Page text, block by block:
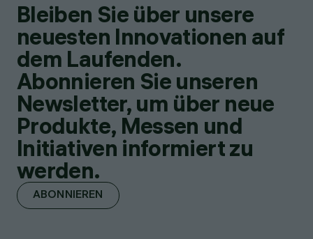
Bleiben Sie über unsere
neuesten Innovationen auf
dem Laufenden.
Abonnieren Sie unseren
Newsletter, um über neue
Produkte, Messen und
Initiativen informiert zu
werden.
ABONNIEREN